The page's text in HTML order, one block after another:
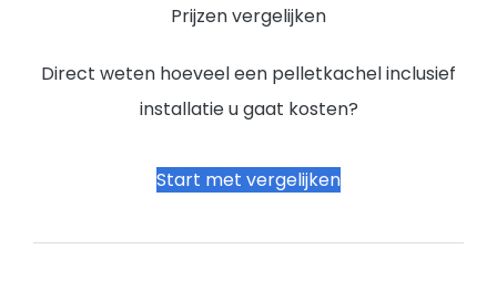
Prijzen vergelijken
Direct weten hoeveel een pelletkachel inclusief
installatie u gaat kosten?
Start met vergelijken